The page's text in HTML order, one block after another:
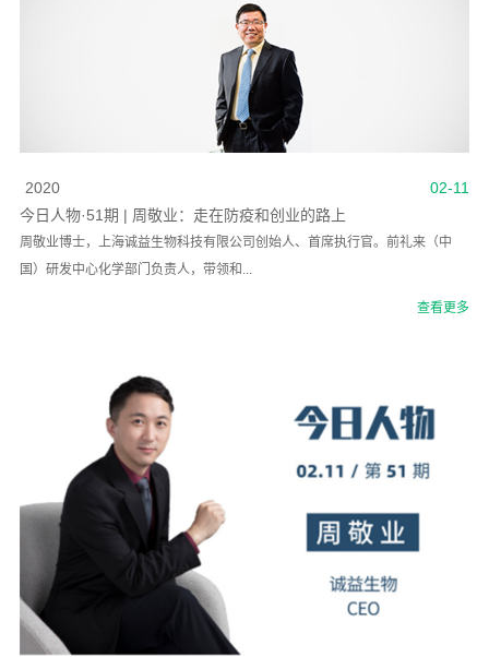
02-11
2020
今日人物·51期 | 周敬业：走在防疫和创业的路上
周敬业博士，上海诚益生物科技有限公司创始人、首席执行官。前礼来（中
国）研发中心化学部门负责人，带领和...
查看更多